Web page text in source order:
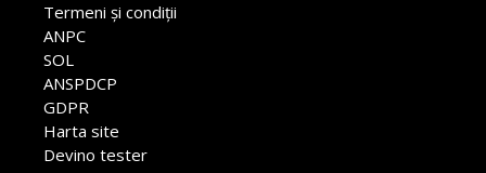
Termeni și condiții
ANPC
SOL
ANSPDCP
GDPR
Harta site
Devino tester